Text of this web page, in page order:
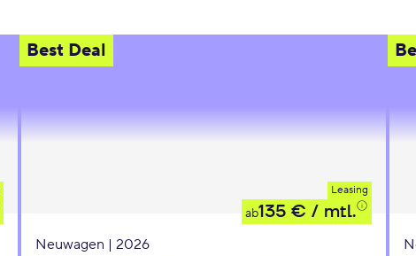
Best Deal
Leasing
ab135 € / mtl.
Neuwagen | 2026